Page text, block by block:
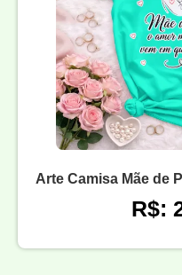
Arte Camisa Mãe de
R$: